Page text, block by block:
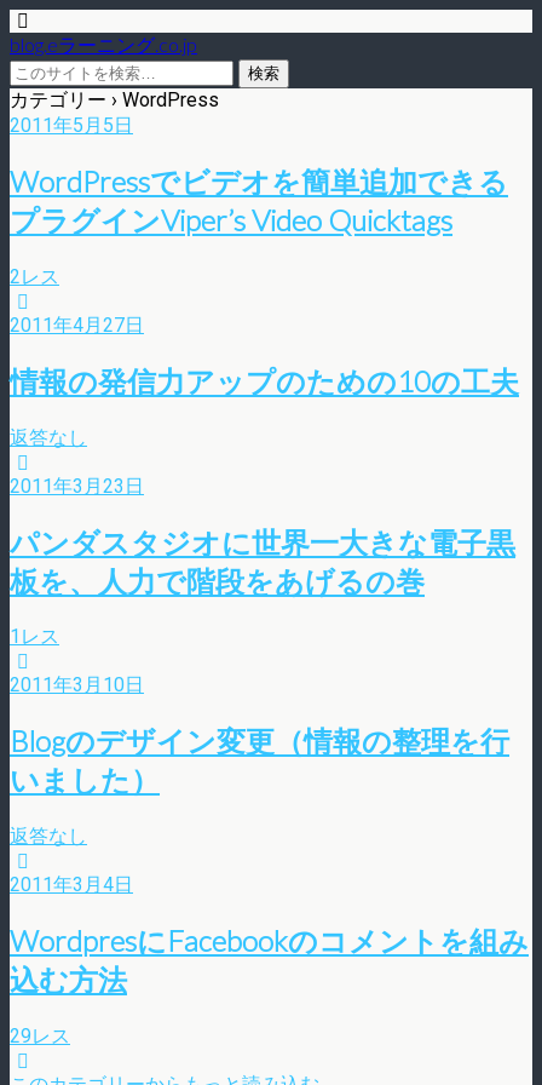
blog.eラーニング.co.jp
カテゴリー › WordPress
2011年5月5日
WordPressでビデオを簡単追加できる
プラグインViper’s Video Quicktags
2レス
2011年4月27日
情報の発信力アップのための10の工夫
返答なし
2011年3月23日
パンダスタジオに世界一大きな電子黒
板を、人力で階段をあげるの巻
1レス
2011年3月10日
Blogのデザイン変更（情報の整理を行
いました）
返答なし
2011年3月4日
WordpresにFacebookのコメントを組み
込む方法
29レス